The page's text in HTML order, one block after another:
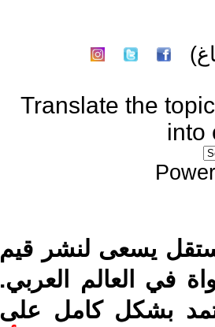
Translate the topic
into
يسعى لنشر قيم
في العالم العربي.
بشكل كامل على